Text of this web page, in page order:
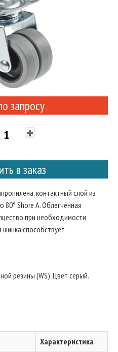
запросу
+
в заказ
контактный слой из
Shore A. Облегчённая
при необходимости
способствует
резины (WS). Цвет серый.
Характеристика